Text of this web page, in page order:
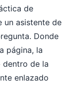
de
un asistente de
Donde
página, la
de la
enlazado